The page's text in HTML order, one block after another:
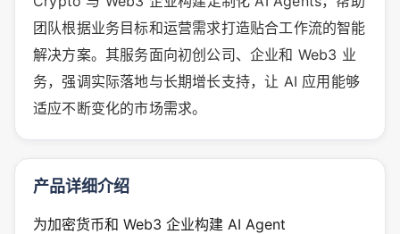
团队根据业务目标和运营需求打造贴合工作流的智能
解决方案。其服务面向初创公司、企业和 Web3 业
务，强调实际落地与长期增长支持，让 AI 应用能够
适应不断变化的市场需求。
产品详细介绍
为加密货币和 Web3 企业构建 AI Agent